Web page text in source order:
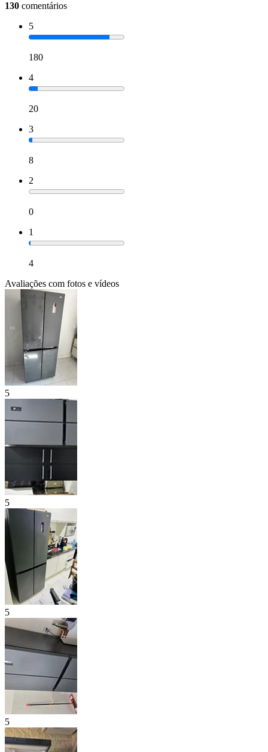
130 comentários
5
180
4
20
3
8
2
0
1
4
Avaliações com fotos e vídeos
5
5
5
5